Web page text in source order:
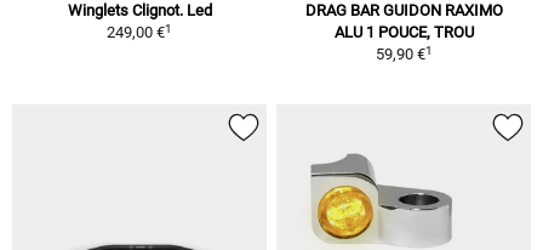
Winglets Clignot. Led
249,00 €1
DRAG BAR GUIDON RAXIMO
ALU 1 POUCE, TROU
59,90 €1